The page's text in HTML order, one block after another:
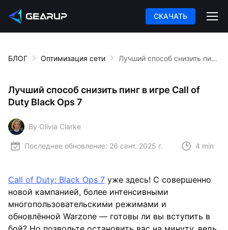
СКАЧАТЬ
БЛОГ Оптимизация сети Лучший способ снизить пинг в игре Call of Duty Black Ops 7
Лучший способ снизить пинг в игре Call of
Duty Black Ops 7
By Olivia Clarke
Последнее обновление: 26 сент. 2025 г. 4 min
Call of Duty: Black Ops 7 уже здесь! С совершенно
новой кампанией, более интенсивными
многопользовательскими режимами и
обновлённой Warzone — готовы ли вы вступить в